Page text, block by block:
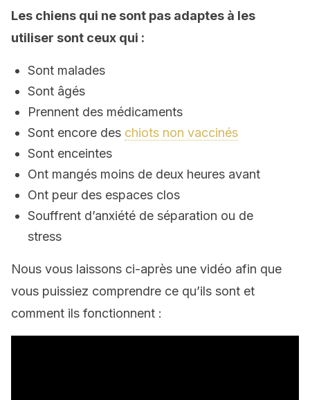
Les chiens qui ne sont pas adaptes à les
utiliser sont ceux qui :
Sont malades
Sont âgés
Prennent des médicaments
Sont encore des chiots non vaccinés
Sont enceintes
Ont mangés moins de deux heures avant
Ont peur des espaces clos
Souffrent d’anxiété de séparation ou de
stress
Nous vous laissons ci-après une vidéo afin que
vous puissiez comprendre ce qu’ils sont et
comment ils fonctionnent :